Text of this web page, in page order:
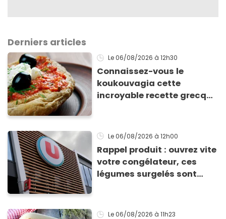
Derniers articles
Le 06/08/2026 à 12h30
Connaissez-vous le
koukouvagia cette
incroyable recette grecque
Le 06/08/2026 à 12h00
Rappel produit : ouvrez vite
votre congélateur, ces
légumes surgelés sont
Le 06/08/2026 à 11h23